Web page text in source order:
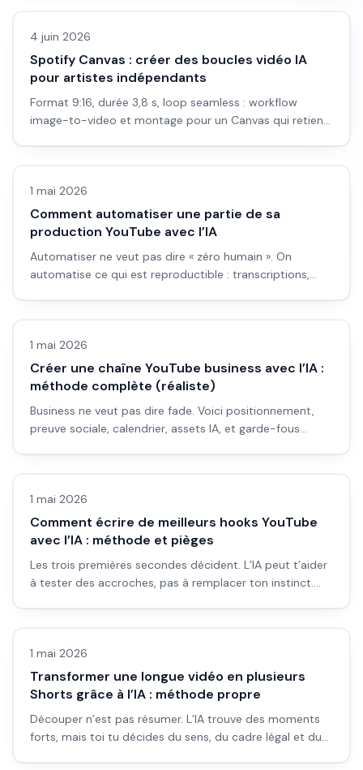
4 juin 2026
Spotify Canvas : créer des boucles vidéo IA
pour artistes indépendants
Format 9:16, durée 3,8 s, loop seamless : workflow
image-to-video et montage pour un Canvas qui retient
Vidéo IA
1 mai 2026
Comment automatiser une partie de sa
production YouTube avec l’IA
Automatiser ne veut pas dire « zéro humain ». On
automatise ce qui est reproductible : transcriptions,
Vidéo IA
1 mai 2026
Créer une chaîne YouTube business avec l’IA :
méthode complète (réaliste)
Business ne veut pas dire fade. Voici positionnement,
preuve sociale, calendrier, assets IA, et garde-fous
Vidéo IA
1 mai 2026
Comment écrire de meilleurs hooks YouTube
avec l’IA : méthode et pièges
Les trois premières secondes décident. L’IA peut t’aider
à tester des accroches, pas à remplacer ton instinct.
Vidéo IA
1 mai 2026
Transformer une longue vidéo en plusieurs
Shorts grâce à l’IA : méthode propre
Découper n’est pas résumer. L’IA trouve des moments
forts, mais toi tu décides du sens, du cadre légal et du
Vidéo IA